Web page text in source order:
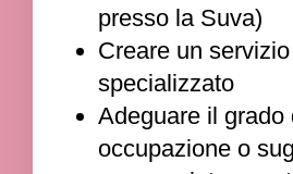
presso la Suva)
Creare un
specializzato
Adeguare il grado
occupazione o